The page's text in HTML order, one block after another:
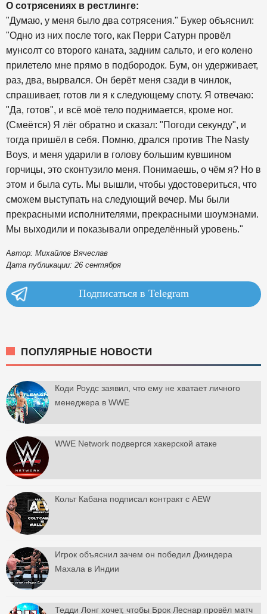
О сотрясениях в рестлинге:
"Думаю, у меня было два сотрясения." Букер объяснил:
"Одно из них после того, как Перри Сатурн провёл
мунсолт со второго каната, задним сальто, и его колено
прилетело мне прямо в подбородок. Бум, он удерживает,
раз, два, вырвался. Он берёт меня сзади в чинлок,
спрашивает, готов ли я к следующему споту. Я отвечаю:
"Да, готов", и всё моё тело поднимается, кроме ног.
(Смеётся) Я лёг обратно и сказал: "Погоди секунду", и
тогда пришёл в себя. Помню, дрался против The Nasty
Boys, и меня ударили в голову большим кувшином
горчицы, это сконтузило меня. Понимаешь, о чём я? Но в
этом и была суть. Мы вышли, чтобы удостовериться, что
сможем выступать на следующий вечер. Мы были
прекрасными исполнителями, прекрасными шоумэнами.
Мы выходили и показывали определённый уровень."
Автор: Михайлов Вячеслав
Дата публикации: 26 сентября
Подписаться в Telegram
ПОПУЛЯРНЫЕ НОВОСТИ
Коди Роудс заявил, что ему не хватает личного
менеджера в WWE
WWE Network подвергся хакерской атаке
Кольт Кабана подписал контракт с AEW
Игрок объяснил зачем он победил Джиндера
Махала в Индии
Тедди Лонг хочет, чтобы Брок Леснар провёл матч